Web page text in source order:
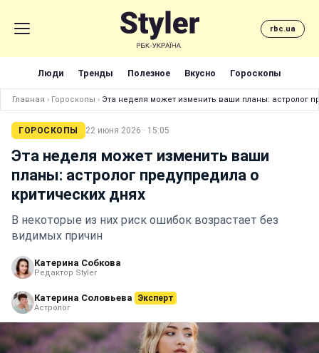
rbc.ua
Люди Тренды Полезное Вкусно Гороскопы
Главная › Гороскопы › Эта неделя может изменить ваши планы: астролог
ГОРОСКОПЫ 22 июня 2026 · 15:05
Эта неделя может изменить ваши
планы: астролог предупредила о
критических днях
В некоторые из них риск ошибок возрастает без
видимых причин
Катерина Собкова
Редактор Styler
Катерина Соловьева Эксперт
Астролог